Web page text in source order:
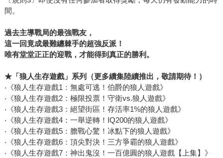
間。
過去主導戰局的最強戰友，
這一回竟成最難纏棘手的超強反派！
唯有堂堂正正的迎戰，才能得到真正的勝利。
★「狼人生存遊戲」系列
（更多續集陸續推出，敬請期待！）
‧《狼人生存遊戲1：無處可逃！伯爵的狼人遊戲》
‧《狼人生存遊戲2：極限投票！守衛vs.狼人遊戲》
‧《狼人生存遊戲3：絕望街區！存活率1%的狼人遊戲》
‧《狼人生存遊戲4：一舉逆轉！IQ200的狼人遊戲》
‧《狼人生存遊戲5：膽戰心驚！冰點下的狼人遊戲》
‧《狼人生存遊戲6：頂尖對決！三方爭霸的狼人遊戲》
‧《狼人生存遊戲7：神出鬼沒！一百億圓的狼人遊戲【上集】》